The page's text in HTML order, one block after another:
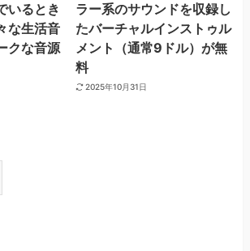
いるとき
な生活音
クな音源
ラー系のサウンドを収録し
たバーチャルインストゥル
メント（通常9ドル）が無
料
2025年10月31日